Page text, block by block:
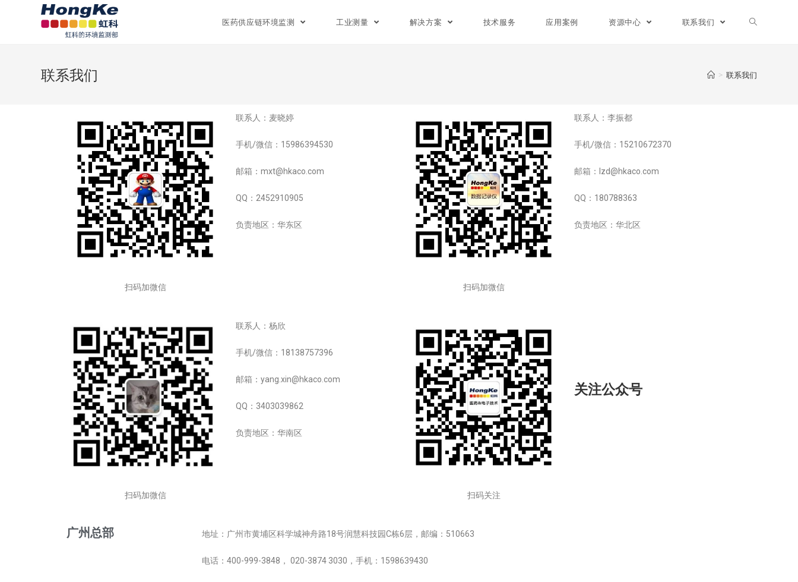
医药供应链环境监测 工业测量 解决方案 技术服务 应用案例 资源中心 联系我们
联系我们 > 联系我们
扫码加微信
联系人：麦晓婷
手机/微信：15986394530
邮箱：mxt@hkaco.com
QQ：2452910905
负责地区：华东区
扫码加微信
联系人：李振都
手机/微信：15210672370
邮箱：lzd@hkaco.com
QQ：180788363
负责地区：华北区
扫码加微信
联系人：杨欣
手机/微信：18138757396
邮箱：yang.xin@hkaco.com
QQ：3403039862
负责地区：华南区
扫码关注
关注公众号
广州总部 地址：广州市黄埔区科学城神舟路18号润慧科技园C栋6层，邮编：510663
电话：400-999-3848， 020-3874 3030，手机：1598639430